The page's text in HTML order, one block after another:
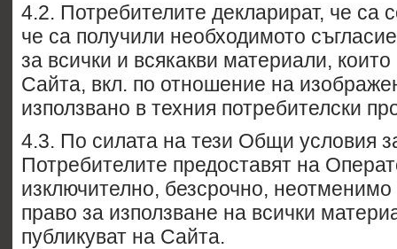
4.2. Потребителите декларират, че са
че са получили необходимото
за всички и всякакви материали, които
Сайта, вкл. по отношение на
използвано в техния потребителски
4.3. По силата на тези Общи условия
Потребителите предоставят на
изключително, безсрочно,
право за използване на всички
публикуват на Сайта.